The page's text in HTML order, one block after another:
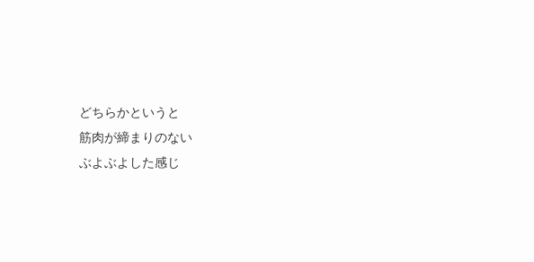
どちらかというと
筋肉が締まりのない
ぶよぶよした感じ